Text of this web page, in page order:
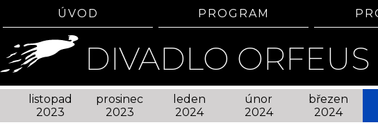
ÚVOD PROGRAM
DIVADLO ORFEUS
listopad
2023
prosinec
2023
leden
2024
únor
2024
březen
2024